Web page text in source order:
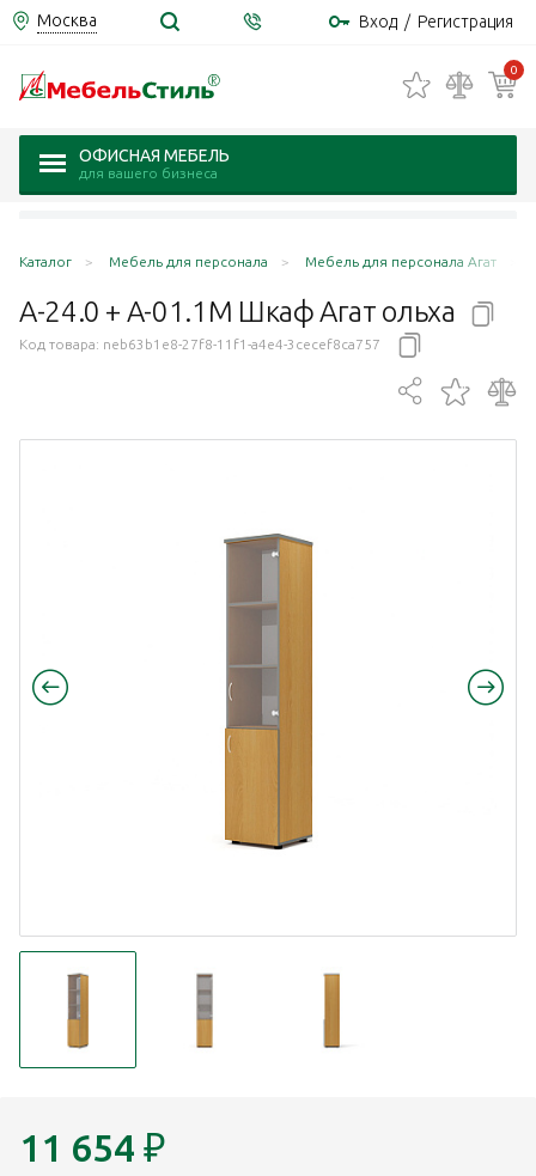
Москва Вход / Регистрация
0
ОФИСНАЯ МЕБЕЛЬ
для вашего бизнеса
Каталог Мебель для персонала Мебель для персонала Агат
А-24.0 + А-01.1М Шкаф Агат ольха
Код товара: neb63b1e8-27f8-11f1-a4e4-3cecef8ca757
11 654 ₽